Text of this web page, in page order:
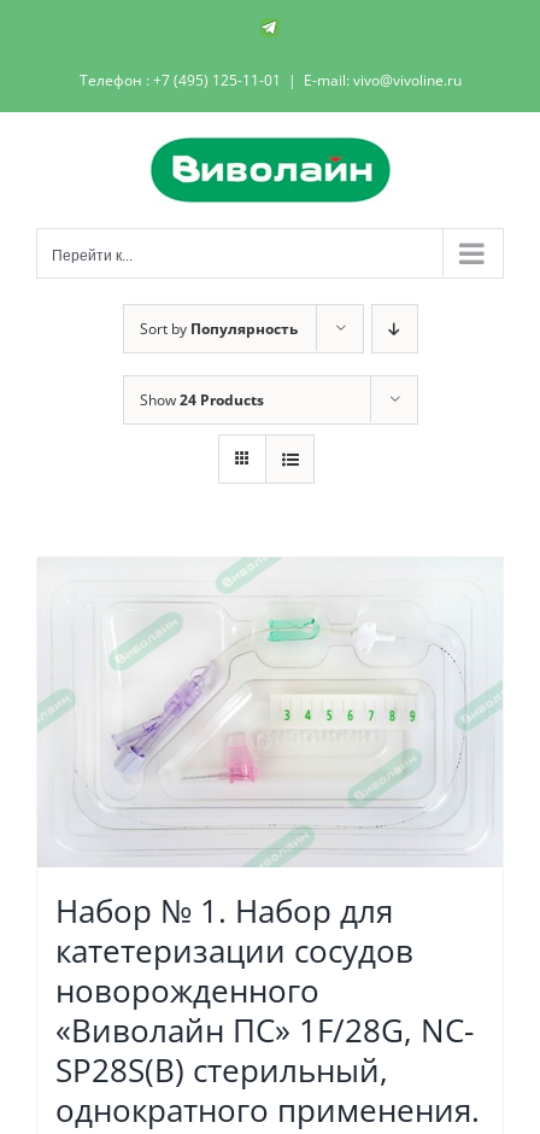
content
Телеграм-
Телефон : +7 (495) 125-11-01 | E-mail: vivo@vivoline.ru
Перейти к...
Sort by Популярность
Show24 Products
Набор № 1. Набор для
катетеризации сосудов
новорожденного
«Виволайн ПС» 1F/28G, NC-
SP28S(B) стерильный,
однократного применения.